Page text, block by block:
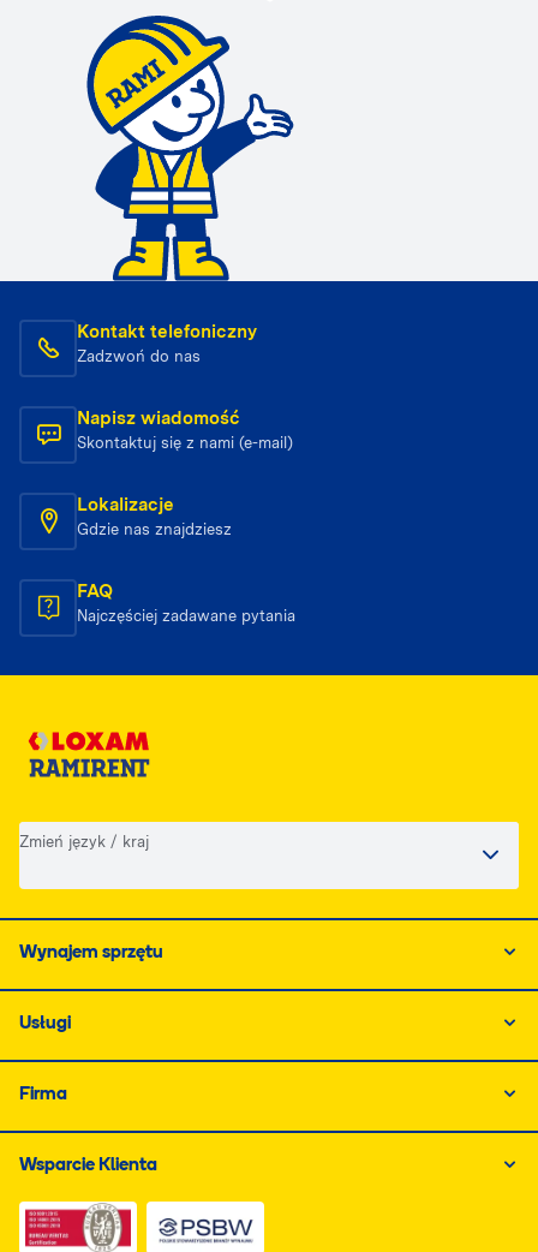
Kontakt telefoniczny
Zadzwoń do nas
Napisz wiadomość
Skontaktuj się z nami (e-mail)
Lokalizacje
Gdzie nas znajdziesz
FAQ
Najczęściej zadawane pytania
Zmień język / kraj
Wynajem sprzętu
Usługi
Firma
Wsparcie Klienta
Link do dokumentu PDF z certyfikatem ISO, otwiera
Link do dokumentu PDF z certyfikatem